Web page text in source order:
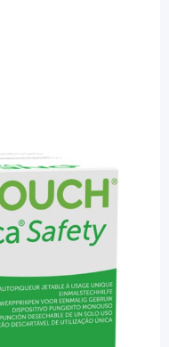
30G Lanzetten -
Stück